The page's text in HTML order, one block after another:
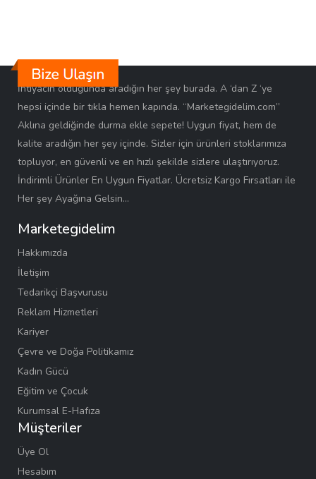
İhtiyacın olduğunda aradığın her şey burada. A ‘dan Z ‘ye
hepsi içinde bir tıkla hemen kapında. “Marketegidelim.com”
Aklına geldiğinde durma ekle sepete! Uygun fiyat, hem de
kalite aradığın her şey içinde. Sizler için ürünleri stoklarımıza
topluyor, en güvenli ve en hızlı şekilde sizlere ulaştırıyoruz.
İndirimli Ürünler En Uygun Fiyatlar. Ücretsiz Kargo Fırsatları ile
Her şey Ayağına Gelsin…
Marketegidelim
Hakkımızda
İletişim
Tedarikçi Başvurusu
Reklam Hizmetleri
Kariyer
Çevre ve Doğa Politikamız
Kadın Gücü
Eğitim ve Çocuk
Kurumsal E-Hafıza
Müşteriler
Üye Ol
Hesabım